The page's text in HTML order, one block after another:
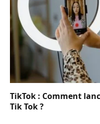
TikTok : Comment
Tik Tok ?